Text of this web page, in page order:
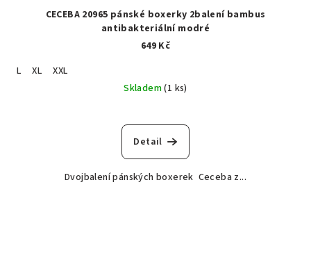
CECEBA 20965 pánské boxerky 2balení bambus
antibakteriální modré
649 Kč
L
XL
XXL
Skladem(1 ks)
Detail
Dvojbalení pánských boxerek Ceceba z...